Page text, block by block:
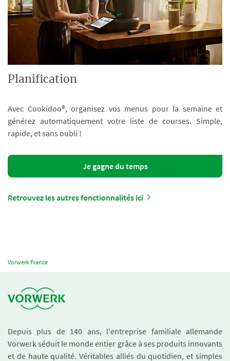
Planification
Avec Cookidoo®, organisez vos menus pour la semaine et
générez automatiquement votre liste de courses. Simple,
rapide, et sans oubli !
Je gagne du temps
Retrouvez les autres fonctionnalités ici
Vorwerk France
Depuis plus de 140 ans, l'entreprise familiale allemande
Vorwerk séduit le monde entier grâce à ses produits innovants
et de haute qualité. Véritables alliés du quotidien, et simples